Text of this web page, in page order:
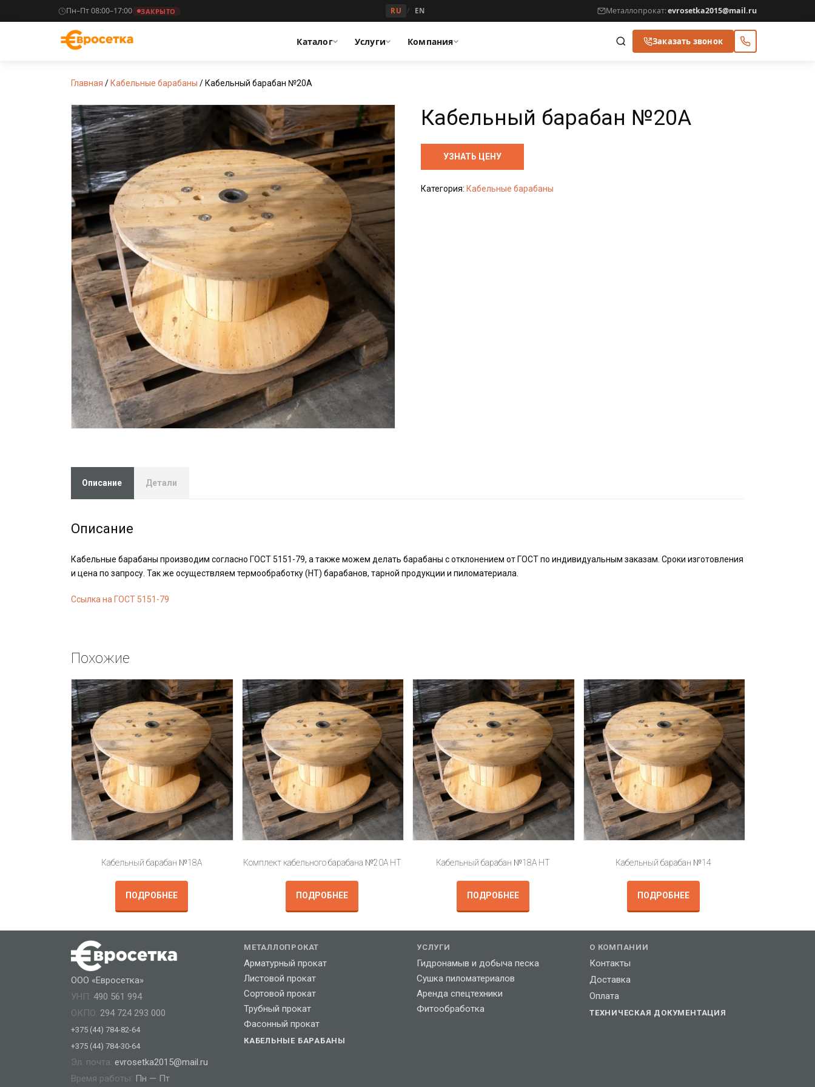
Пн–Пт 08:00–17:00 ЗАКРЫТО RU / EN Металлопрокат:evrosetka2015@mail.ru
Каталог Услуги Компания Заказать звонок
Главная / Кабельные барабаны / Кабельный барабан №20А
Кабельный барабан №20А
УЗНАТЬ ЦЕНУ
Категория: Кабельные барабаны
Описание Детали
Описание
Кабельные барабаны производим согласно ГОСТ 5151-79, а также можем делать барабаны с отклонением от ГОСТ по индивидуальным заказам. Сроки изготовления
и цена по запросу. Так же осуществляем термообработку (НТ) барабанов, тарной продукции и пиломатериала.
Ссылка на ГОСТ 5151-79
Похожие
Кабельный барабан №18А
ПОДРОБНЕЕ
Комплект кабельного барабана №20А НТ
ПОДРОБНЕЕ
Кабельный барабан №18А НТ
ПОДРОБНЕЕ
Кабельный барабан №14
ПОДРОБНЕЕ
ООО «Евросетка»
УНП: 490 561 994
ОКПО: 294 724 293 000
+375 (44) 784-82-64
+375 (44) 784-30-64
Эл. почта: evrosetka2015@mail.ru
Время работы: Пн — Пт
МЕТАЛЛОПРОКАТ
Арматурный прокат
Листовой прокат
Сортовой прокат
Трубный прокат
Фасонный прокат
КАБЕЛЬНЫЕ БАРАБАНЫ
УСЛУГИ
Гидронамыв и добыча песка
Сушка пиломатериалов
Аренда спецтехники
Фитообработка
О КОМПАНИИ
Контакты
Доставка
Оплата
ТЕХНИЧЕСКАЯ ДОКУМЕНТАЦИЯ